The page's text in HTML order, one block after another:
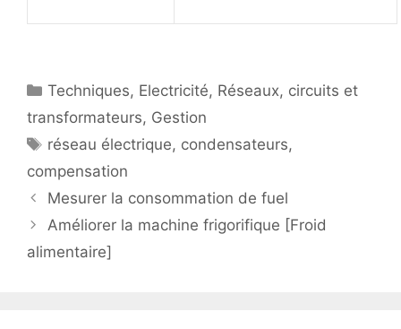
Catégories
Techniques, Electricité, Réseaux, circuits et
transformateurs, Gestion
Étiquettes
réseau électrique, condensateurs,
compensation
Mesurer la consommation de fuel
Améliorer la machine frigorifique [Froid
alimentaire]